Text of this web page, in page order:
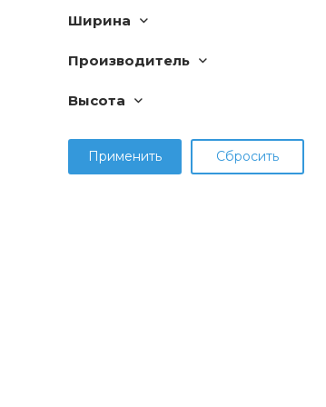
Ширина
Производитель
Высота